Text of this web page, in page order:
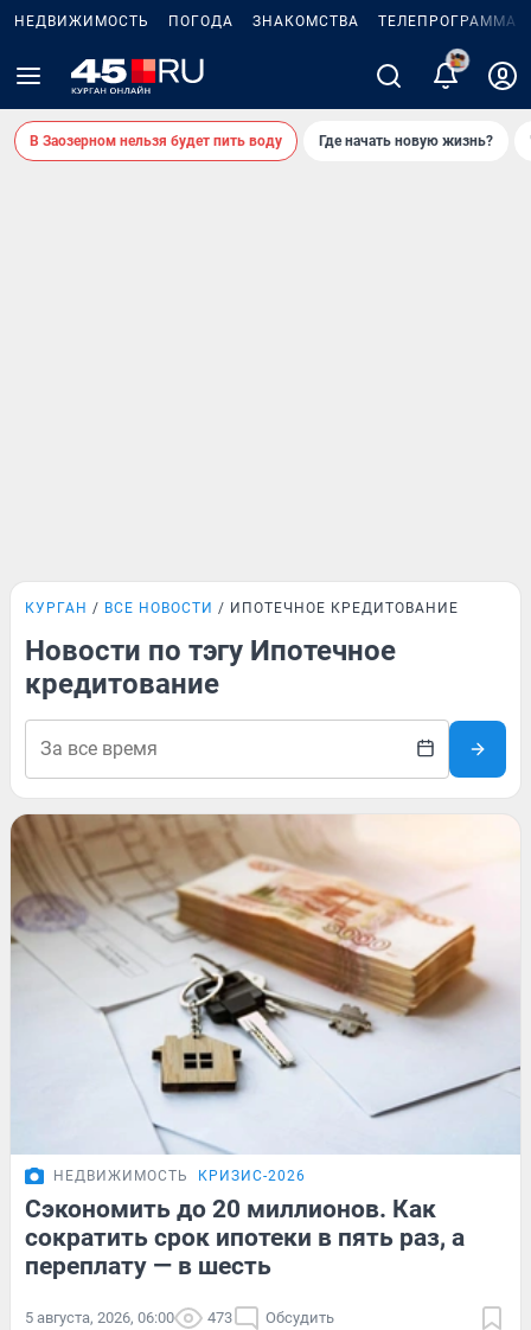
НЕДВИЖИМОСТЬ ПОГОДА ЗНАКОМСТВА ТЕЛЕПРОГРАММА
2
В Заозерном нельзя будет пить воду Где начать новую жизнь?
КУРГАН ВСЕ НОВОСТИ ИПОТЕЧНОЕ КРЕДИТОВАНИЕ
Новости по тэгу Ипотечное
кредитование
НЕДВИЖИМОСТЬ КРИЗИС-2026
Сэкономить до 20 миллионов. Как
сократить срок ипотеки в пять раз, а
переплату — в шесть
5 августа, 2026, 06:00 473 Обсудить